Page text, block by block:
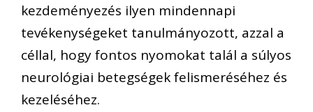
kezdeményezés ilyen mindennapi
tevékenységeket tanulmányozott, azzal a
céllal, hogy fontos nyomokat talál a súlyos
neurológiai betegségek felismeréséhez és
kezeléséhez.